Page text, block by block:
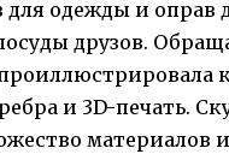
для одежды и оправ
друзов.
и 3D-печать.
материалов